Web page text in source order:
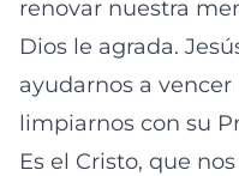
renovar nuestra
Dios le agrada.
ayudarnos a
limpiarnos con su
Es el Cristo, que